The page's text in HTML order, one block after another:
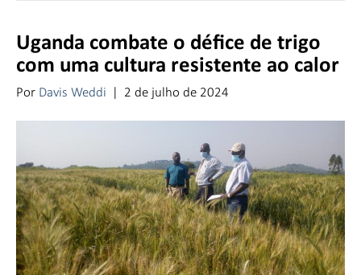
Uganda combate o défice de trigo
com uma cultura resistente ao calor
Por Davis Weddi | 2 de julho de 2024